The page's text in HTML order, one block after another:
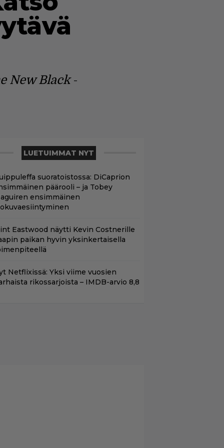
New Black-
LUETUIMMAT NYT
suoratoistossa: DiCaprion
päärooli – ja Tobey
ensimmäinen
Eastwood näytti Kevin Costnerille
paikan hyvin yksinkertaisella
Netflixissä: Yksi viime vuosien
rikossarjoista – IMDB-arvio 8,8